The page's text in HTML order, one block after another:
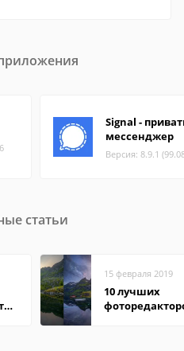
Signal -
мессенджер
Версия: 8.9.1
статьи
15 февраля 2019
10 лучших